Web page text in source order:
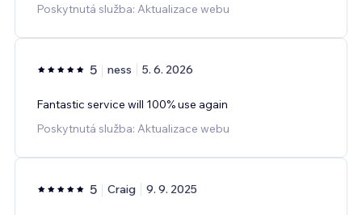
Poskytnutá služba: Aktualizace webu
5 ness 5. 6. 2026
Fantastic service will 100% use again
Poskytnutá služba: Aktualizace webu
5 Craig 9. 9. 2025